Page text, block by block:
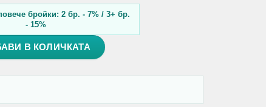
бройки: 2 бр. - 7% / 3+ бр.
- 15%
В КОЛИЧКАТА